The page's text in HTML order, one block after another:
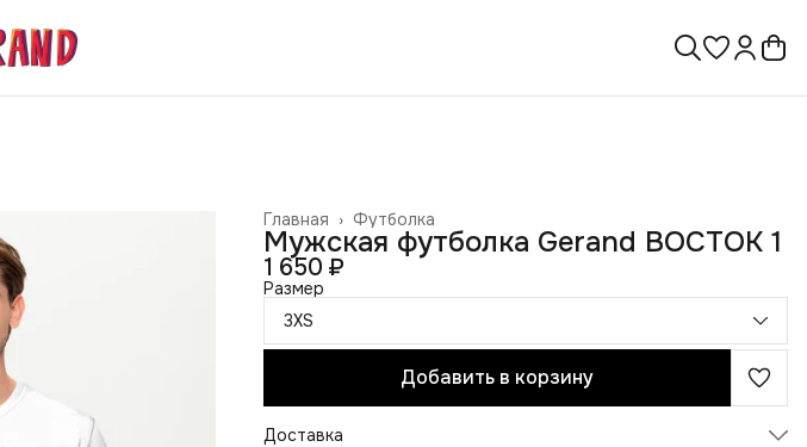
Футболка
Главная ›
Мужская футболка Gerand ВОСТОК 1
1 650 ₽
Размер
3XS
Добавить в корзину
Доставка